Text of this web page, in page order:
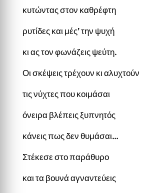
κυτώντας στον καθρέφτη
ρυτίδες και μές’ την ψυχή
κι ας τον φωνάζεις ψεύτη.
Οι σκέψεις τρέχουν κι αλυχτούν
τις νύχτες που κοιμάσαι
όνειρα βλέπεις ξυπνητός
κάνεις πως δεν θυμάσαι…
Στέκεσε στο παράθυρο
και τα βουνά αγναντεύεις